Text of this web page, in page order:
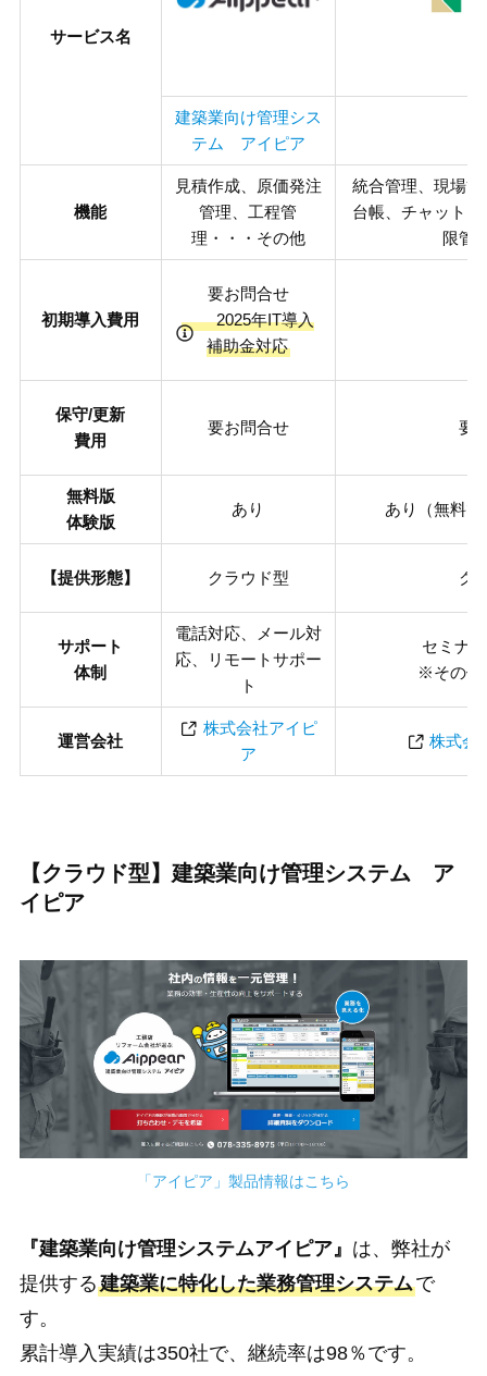
サービス名
建築業向け管理シス
テム アイピア
機能
見積作成、原価発注
管理、工程管
理・・・その他
統合管理、現場
台帳、チャット
限管
初期導入費用
要お問合せ
2025年IT導入
補助金対応
保守/更新
費用
要お問合せ 要
無料版
体験版
あり あり（無料
【提供形態】 クラウド型 ク
サポート
体制
電話対応、メール対
応、リモートサポー
ト
セミナ
※その他
運営会社
株式会社アイピ
ア
株式会
【クラウド型】建築業向け管理システム ア
イピア
「アイピア」製品情報はこちら
『建築業向け管理システムアイピア』 は、弊社が
提供する建築業に特化した業務管理システムで
す。
累計導入実績は350社で、継続率は98％です。